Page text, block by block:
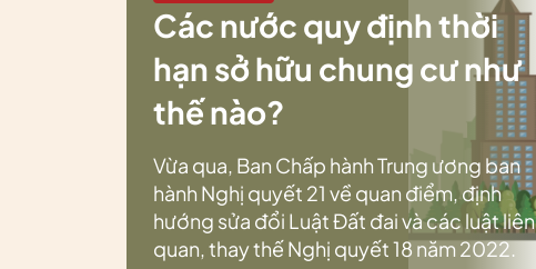
Các nước quy định thời
hạn sở hữu chung cư như
thế nào?
Vừa qua, Ban Chấp hành Trung ương ban
hành Nghị quyết 21 về quan điểm, định
hướng sửa đổi Luật Đất đai và các luật liên
quan, thay thế Nghị quyết 18 năm 2022.